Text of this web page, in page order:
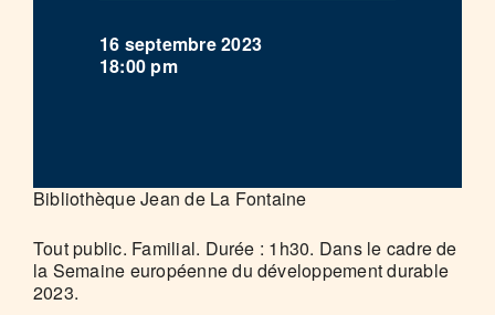
16 septembre 2023
18:00 pm
Bibliothèque Jean de La Fontaine
Tout public. Familial. Durée : 1h30. Dans le cadre de
la Semaine européenne du développement durable
2023.